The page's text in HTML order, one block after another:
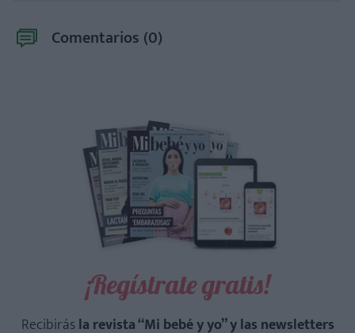
Comentarios (0)
¡Regístrate gratis!
Recibirásla revista “Mi bebé y yo” y las newsletters